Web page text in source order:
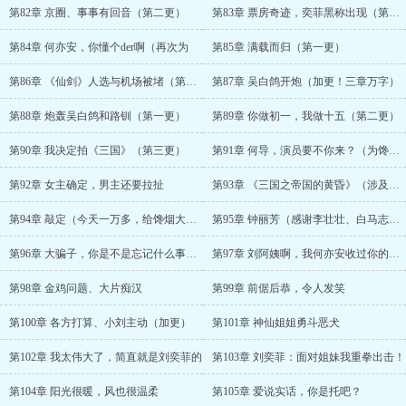
第82章 京圈、事事有回音（第二更） 第83章 票房奇迹，奕菲黑称出现（第三更
第84章 何亦安，你懂个der啊（再次为 第85章 满载而归（第一更）
第86章 《仙剑》人选与机场被堵（第二更 第87章 吴白鸽开炮（加更！三章万字）
第88章 炮轰吴白鸽和路钏（第一更） 第89章 你做初一，我做十五（第二更）
第90章 我决定拍《三国》（第三更） 第91章 何导，演员要不你来？（为馋烟大
第92章 女主确定，男主还要拉扯 第93章 《三国之帝国的黄昏》（涉及原创
第94章 敲定（今天一万多，给馋烟大佬的 第95章 钟丽芳（感谢李壮壮、白马志、影
第96章 大骗子，你是不是忘记什么事情了 第97章 刘阿姨啊，我何亦安收过你的礼吗
第98章 金鸡问题、大片痴汉 第99章 前倨后恭，令人发笑
第100章 各方打算、小刘主动（加更） 第101章 神仙姐姐勇斗恶犬
第102章 我太伟大了，简直就是刘奕菲的 第103章 刘奕菲：面对姐妹我重拳出击！
第104章 阳光很暖，风也很温柔 第105章 爱说实话，你是托吧？